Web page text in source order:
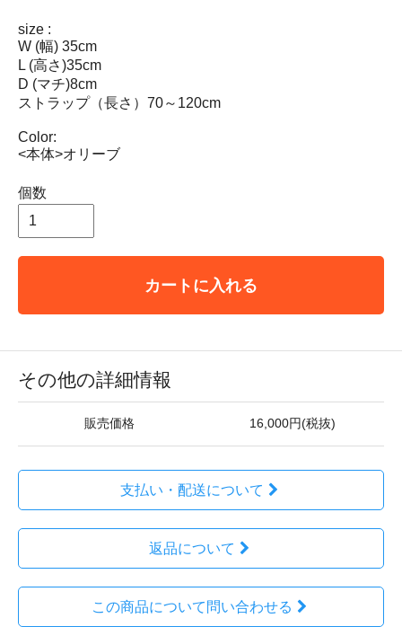
size :
W (幅) 35cm
L (高さ)35cm
D (マチ)8cm
ストラップ（長さ）70～120cm
Color:
<本体>オリーブ
個数
カートに入れる
その他の詳細情報
販売価格 16,000円(税抜)
支払い・配送について
返品について
この商品について問い合わせる